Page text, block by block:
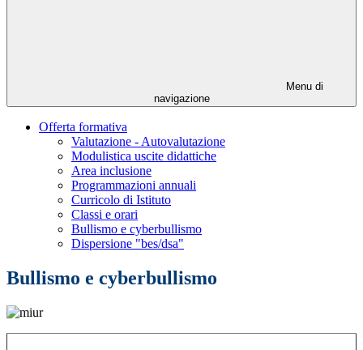
Menu di
navigazione
Offerta formativa
Valutazione - Autovalutazione
Modulistica uscite didattiche
Area inclusione
Programmazioni annuali
Curricolo di Istituto
Classi e orari
Bullismo e cyberbullismo
Dispersione "bes/dsa"
Bullismo e cyberbullismo